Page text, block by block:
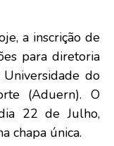
a inscrição de
para diretoria
do
(Aduern). O
22 de Julho,
chapa única.